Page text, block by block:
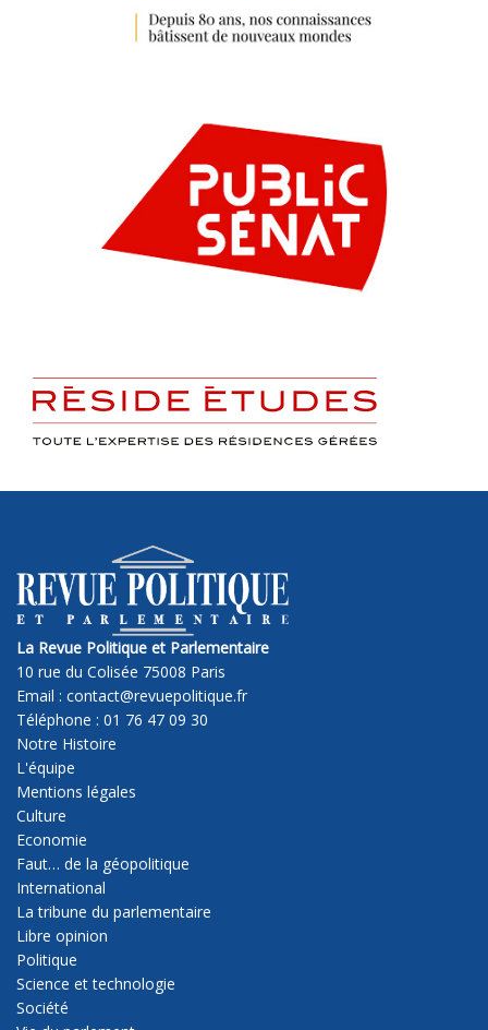
La Revue Politique et Parlementaire
10 rue du Colisée 75008 Paris
Email : contact@revuepolitique.fr
Téléphone : 01 76 47 09 30
Notre Histoire
L'équipe
Mentions légales
Culture
Economie
Faut… de la géopolitique
International
La tribune du parlementaire
Libre opinion
Politique
Science et technologie
Société